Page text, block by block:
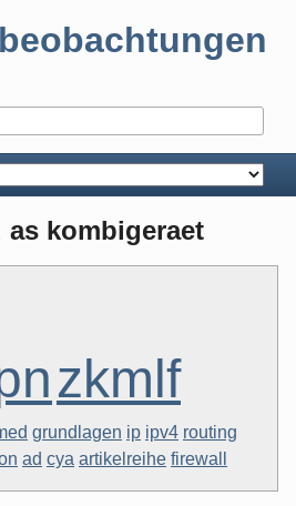
kombigeraet
zkmlf
grundlagen ip ipv4 routing
ad cya artikelreihe firewall